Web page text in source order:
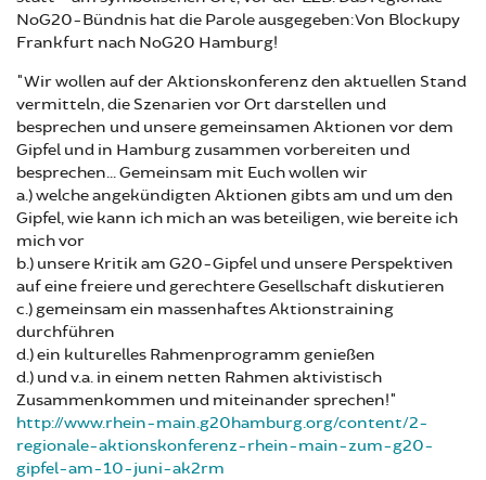
NoG20-Bündnis hat die Parole ausgegeben: Von Blockupy
Frankfurt nach NoG20 Hamburg!
"Wir wollen auf der Aktionskonferenz den aktuellen Stand
vermitteln, die Szenarien vor Ort darstellen und
besprechen und unsere gemeinsamen Aktionen vor dem
Gipfel und in Hamburg zusammen vorbereiten und
besprechen... Gemeinsam mit Euch wollen wir
a.) welche angekündigten Aktionen gibts am und um den
Gipfel, wie kann ich mich an was beteiligen, wie bereite ich
mich vor
b.) unsere Kritik am G20-Gipfel und unsere Perspektiven
auf eine freiere und gerechtere Gesellschaft diskutieren
c.) gemeinsam ein massenhaftes Aktionstraining
durchführen
d.) ein kulturelles Rahmenprogramm genießen
d.) und v.a. in einem netten Rahmen aktivistisch
Zusammenkommen und miteinander sprechen!"
http://www.rhein-main.g20hamburg.org/content/2-
regionale-aktionskonferenz-rhein-main-zum-g20-
gipfel-am-10-juni-ak2rm